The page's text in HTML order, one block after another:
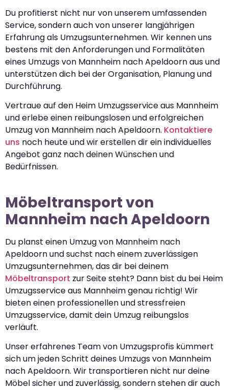
Du profitierst nicht nur von unserem umfassenden
Service, sondern auch von unserer langjährigen
Erfahrung als Umzugsunternehmen. Wir kennen uns
bestens mit den Anforderungen und Formalitäten
eines Umzugs von Mannheim nach Apeldoorn aus und
unterstützen dich bei der Organisation, Planung und
Durchführung.
Vertraue auf den Heim Umzugsservice aus Mannheim
und erlebe einen reibungslosen und erfolgreichen
Umzug von Mannheim nach Apeldoorn. Kontaktiere
uns noch heute und wir erstellen dir ein individuelles
Angebot ganz nach deinen Wünschen und
Bedürfnissen.
Möbeltransport von
Mannheim nach Apeldoorn
Du planst einen Umzug von Mannheim nach
Apeldoorn und suchst nach einem zuverlässigen
Umzugsunternehmen, das dir bei deinem
Möbeltransport zur Seite steht? Dann bist du bei Heim
Umzugsservice aus Mannheim genau richtig! Wir
bieten einen professionellen und stressfreien
Umzugsservice, damit dein Umzug reibungslos
verläuft.
Unser erfahrenes Team von Umzugsprofis kümmert
sich um jeden Schritt deines Umzugs von Mannheim
nach Apeldoorn. Wir transportieren nicht nur deine
Möbel sicher und zuverlässig, sondern stehen dir auch